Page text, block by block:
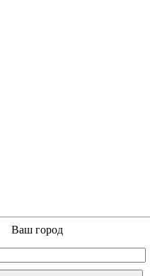
Ваш город